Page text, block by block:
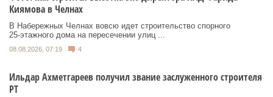
Киямова в Челнах
В Набережных Челнах вовсю идет строительство спорного
25‑этажного дома на пересечении улиц ...
08.08.2026, 07:19 4
Ильдар Ахметгареев получил звание заслуженного строителя
РТ